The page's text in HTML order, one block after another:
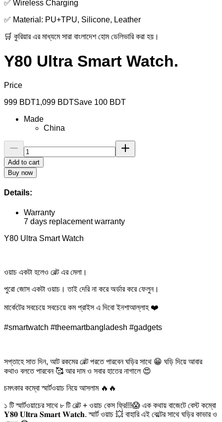
✅ Wireless Charging
✅ Material: PU+TPU, Silicone, Leather
🛒 কুরিয়ার এর মাধ্যমে সারা বাংলাদেশ হোম ডেলিভারি করা হয়।
Y80 Ultra Smart Watch.
Price
999 BDT1,099 BDTSave 100 BDT
Made
China
Add to cart
Buy now
Details:
Warranty
7 days replacement warranty
Y80 Ultra Smart Watch
ওয়াচ একটা হলেও বেল্ট এর মেলা।
পুরো জোস একটা ওয়াচ। তাই দেরি না করে অর্ডার করে ফেলুন।
মার্কেটের সবচেয়ে সবচেয়ে কম প্রাইস এ দিবো ইনশাআল্লাহ ❤️
#smartwatch #theemartbangladesh #gadgets
সপ্তাহে সাত দিন, আট রকমের বেল্ট পরতে পারবেন ঘড়ির সাথে 😁 ঘড়ি দিয়ে আবার
কথাও বলতে পারবেন 🥰 আর দাম ও সবার হাতের নাগালে 😍
চমৎকার কম্বো স্মার্টওয়াচ নিয়ে আসলাম 🔥🔥
১ টি স্মার্টওয়াচের সাথে ৮ টি বেল্ট + ওয়াচ কেস ফ্রি!!!😱 এক কথায় বাজেটে বেস্ট কম্বো
𝐘𝟖𝟎 𝐔𝐥𝐭𝐫𝐚 𝐒𝐦𝐚𝐫𝐭 𝐖𝐚𝐭𝐜𝐡. স্মার্ট ওয়াচ 💥 বাহারি এই বেল্টের সাথে ঘড়ির কাভার ও